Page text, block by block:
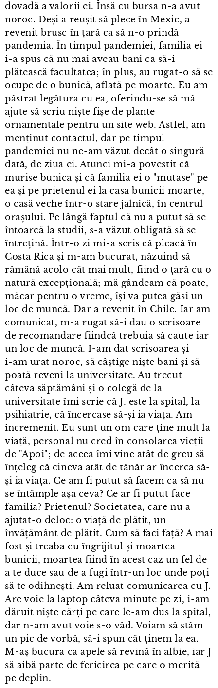
dovadă a valorii ei. Însă cu bursa n⁠-⁠a avut
noroc. Deși a reușit să plece în Mexic, a
revenit brusc în țară ca să n⁠-⁠o prindă
pandemia. În timpul pandemiei, familia ei
i⁠-⁠a spus că nu mai aveau bani ca să-i
plătească facultatea; în plus, au rugat⁠-⁠o să se
ocupe de o bunică, aflată pe moarte. Eu am
păstrat legătura cu ea, oferindu⁠-⁠se să mă
ajute să scriu niște fișe de plante
ornamentale pentru un site web. Astfel, am
menținut contactul, dar pe timpul
pandemiei nu ne⁠-⁠am văzut decât o singură
dată, de ziua ei. Atunci mi⁠-⁠a povestit că
murise bunica și că familia ei o "mutase" pe
ea și pe prietenul ei la casa bunicii moarte,
o casă veche într⁠-⁠o stare jalnică, în centrul
orașului. Pe lângă faptul că nu a putut să se
întoarcă la studii, s⁠-⁠a văzut obligată să se
întrețină. Într⁠-⁠o zi mi⁠-⁠a scris că pleacă în
Costa Rica și m⁠-⁠am bucurat, năzuind să
rămână acolo cât mai mult, fiind o țară cu o
natură excepțională; mă gândeam că poate,
măcar pentru o vreme, își va putea găsi un
loc de muncă. Dar a revenit în Chile. Iar am
comunicat, m⁠-⁠a rugat să-i dau o scrisoare
de recomandare fiindcă trebuia să caute iar
un loc de muncă. I⁠-⁠am dat scrisoarea și
i⁠-⁠am urat noroc, să câștige niște bani și să
poată reveni la universitate. Au trecut
câteva săptămâni și o colegă de la
universitate îmi scrie că J. este la spital, la
psihiatrie, că încercase să-și ia viața. Am
încremenit. Eu sunt un om care ține mult la
viață, personal nu cred în consolarea vieții
de "Apoi"; de aceea îmi vine atât de greu să
înțeleg că cineva atât de tânăr ar încerca să-
și ia viața. Ce am fi putut să facem ca să nu
se întâmple așa ceva? Ce ar fi putut face
familia? Prietenul? Societatea, care nu a
ajutat⁠-⁠o deloc: o viață de plătit, un
învățământ de plătit. Cum să faci față? A mai
fost și treaba cu îngrijitul și moartea
bunicii, moartea fiind în acest caz un fel de
a te duce sau de a fugi într⁠-⁠un loc unde poți
să te odihnești. Am reluat comunicarea cu J.
Are voie la laptop câteva minute pe zi, i⁠-⁠am
dăruit niște cărți pe care le⁠-⁠am dus la spital,
dar n⁠-⁠am avut voie s⁠-⁠o văd. Voiam să stăm
un pic de vorbă, să-i spun cât ținem la ea.
M⁠-⁠aș bucura ca apele să revină în albie, iar J
să aibă parte de fericirea pe care o merită
pe deplin.